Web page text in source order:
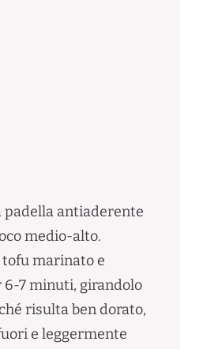
padella antiaderente
medio-alto.
marinato e
6-7 minuti, girandolo
risulta ben dorato,
e leggermente